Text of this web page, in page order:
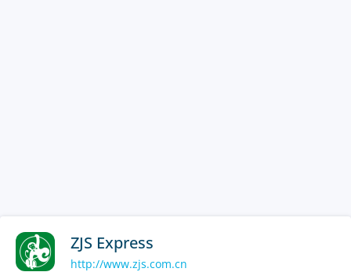
ZJS Express
http://www.zjs.com.cn